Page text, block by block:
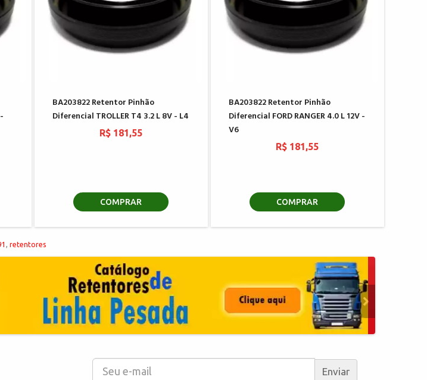
BA203822 Retentor Pinhão
Diferencial TROLLER T4 3.2 L 8V - L4
R$ 181,55
COMPRAR
BA203822 Retentor Pinhão
Diferencial FORD RANGER 4.0 L 12V -
V6
R$ 181,55
COMPRAR
retentores
Enviar